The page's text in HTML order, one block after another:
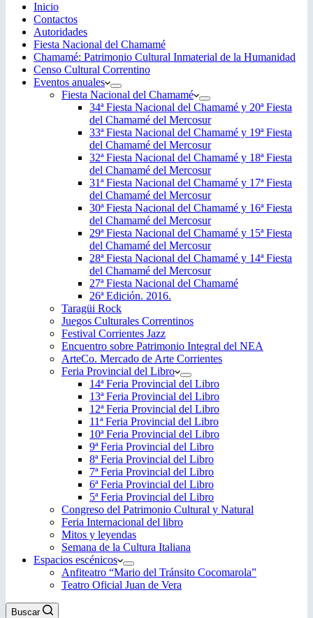
Inicio
Contactos
Autoridades
Fiesta Nacional del Chamamé
Chamamé: Patrimonio Cultural Inmaterial de la Humanidad
Censo Cultural Correntino
Eventos anuales
Fiesta Nacional del Chamamé
34ª Fiesta Nacional del Chamamé y 20ª Fiesta
del Chamamé del Mercosur
33ª Fiesta Nacional del Chamamé y 19ª Fiesta
del Chamamé del Mercosur
32ª Fiesta Nacional del Chamamé y 18ª Fiesta
del Chamamé del Mercosur
31ª Fiesta Nacional del Chamamé y 17ª Fiesta
del Chamamé del Mercosur
30ª Fiesta Nacional del Chamamé y 16ª Fiesta
del Chamamé del Mercosur
29ª Fiesta Nacional del Chamamé y 15ª Fiesta
del Chamamé del Mercosur
28ª Fiesta Nacional del Chamamé y 14ª Fiesta
del Chamamé del Mercosur
27ª Fiesta Nacional del Chamamé
26ª Edición. 2016.
Taragüi Rock
Juegos Culturales Correntinos
Festival Corrientes Jazz
Encuentro sobre Patrimonio Integral del NEA
ArteCo. Mercado de Arte Corrientes
Feria Provincial del Libro
14ª Feria Provincial del Libro
13ª Feria Provincial del Libro
12ª Feria Provincial del Libro
11ª Feria Provincial del Libro
10ª Feria Provincial del Libro
9ª Feria Provincial del Libro
8ª Feria Provincial del Libro
7ª Feria Provincial del Libro
6ª Feria Provincial del Libro
5ª Feria Provincial del Libro
Congreso del Patrimonio Cultural y Natural
Feria Internacional del libro
Mitos y leyendas
Semana de la Cultura Italiana
Espacios escénicos
Anfiteatro “Mario del Tránsito Cocomarola”
Teatro Oficial Juan de Vera
Buscar